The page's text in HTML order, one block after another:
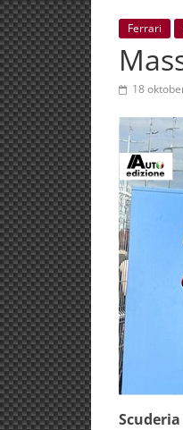
Italiaans
autonieuws
&
lifestyle
Ferrari
18